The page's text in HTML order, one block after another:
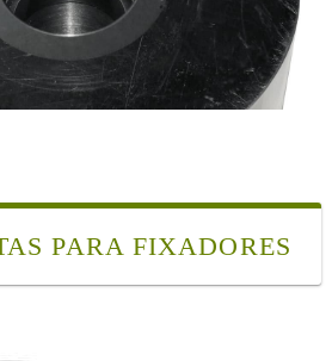
PARA FIXADORES